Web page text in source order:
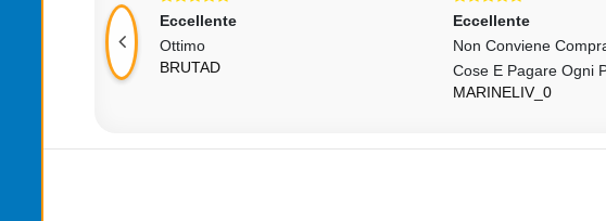
Eccellente
Ottimo
BRUTAD
Eccellente
Non Conviene
Cose E Pagare Ogni
MARINELIV_0